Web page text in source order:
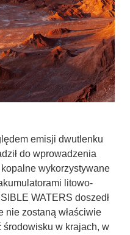
emisji dwutlenku
do wprowadzenia
wykorzystywane
litowo-
WATERS doszedł
nie zostaną właściwie
środowisku w krajach, w